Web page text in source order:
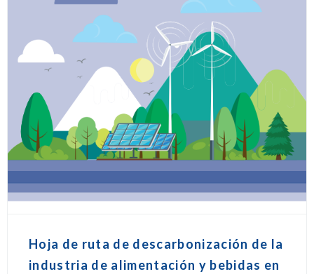
Hoja de ruta de descarbonización de la
industria de alimentación y bebidas en